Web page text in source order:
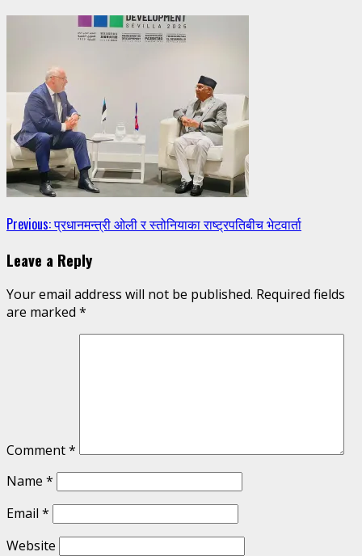
Continue
Reading
Previous:प्रधानमन्त्री ओली र स्तोनियाका राष्ट्रपतिबीच भेटवार्ता
Leave a Reply
Your email address will not be published. Required fields
are marked *
Comment*
Name *
Email *
Website